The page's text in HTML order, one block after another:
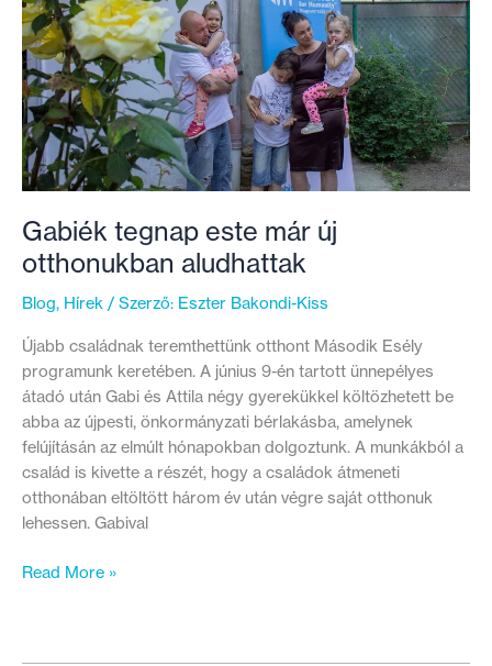
Gabiék tegnap este már új
otthonukban aludhattak
Blog, Hírek / Szerző: Eszter Bakondi-Kiss
Újabb családnak teremthettünk otthont Második Esély
programunk keretében. A június 9-én tartott ünnepélyes
átadó után Gabi és Attila négy gyerekükkel költözhetett be
abba az újpesti, önkormányzati bérlakásba, amelynek
felújításán az elmúlt hónapokban dolgoztunk. A munkákból a
család is kivette a részét, hogy a családok átmeneti
otthonában eltöltött három év után végre saját otthonuk
lehessen. Gabival
Gabiék
Read More »